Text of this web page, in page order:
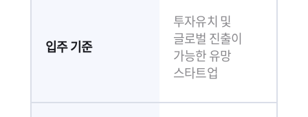
입주 기준
투자유치 및
글로벌 진출이
가능한 유망
스타트업